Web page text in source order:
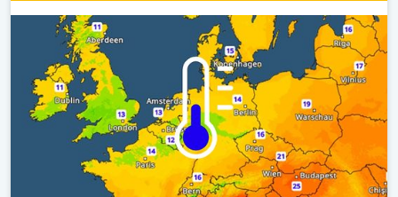
Hladnije noći pred nama. Zapadna-središnja Europa. . .